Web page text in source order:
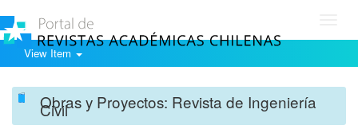
View Item
Obras y Proyectos: Revista de Ingeniería
Civil